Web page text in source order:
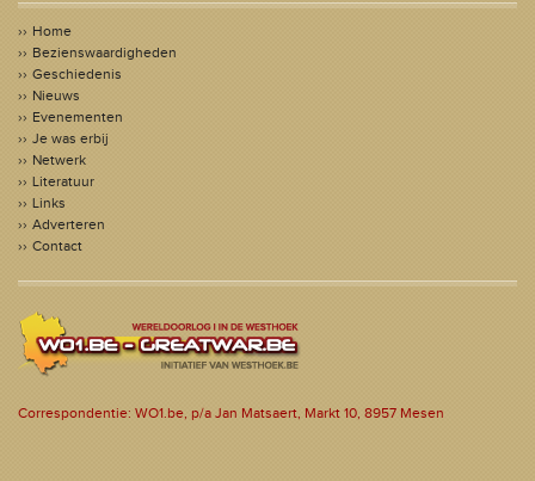
Home
Bezienswaardigheden
Geschiedenis
Nieuws
Evenementen
Je was erbij
Netwerk
Literatuur
Links
Adverteren
Contact
Correspondentie: WO1.be, p/a Jan Matsaert, Markt 10, 8957 Mesen